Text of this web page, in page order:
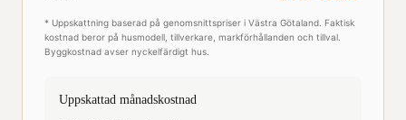
* Uppskattning baserad på genomsnittspriser i Västra Götaland . Faktisk
kostnad beror på husmodell, tillverkare, markförhållanden och tillval.
Byggkostnad avser nyckelfärdigt hus.
Uppskattad månadskostnad